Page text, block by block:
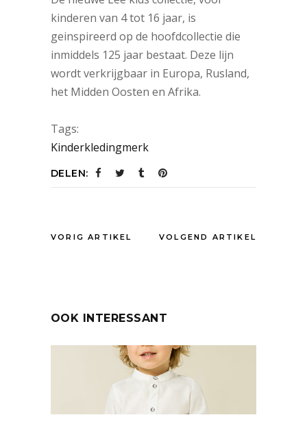
kinderen van 4 tot 16 jaar, is
geinspireerd op de hoofdcollectie die
inmiddels 125 jaar bestaat. Deze lijn
wordt verkrijgbaar in Europa, Rusland,
het Midden Oosten en Afrika.
Tags:
Kinderkledingmerk
DELEN:
VORIG ARTIKEL VOLGEND ARTIKEL
OOK INTERESSANT